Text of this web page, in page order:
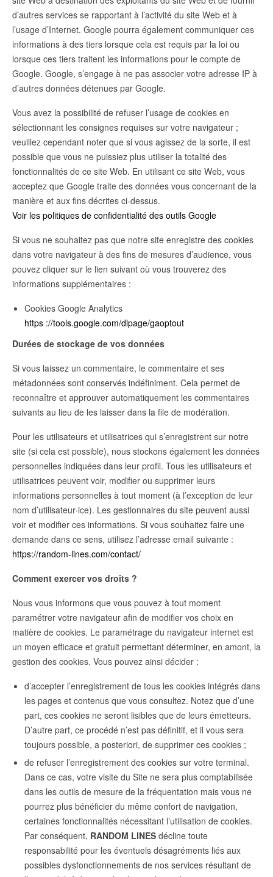
d’autres services se rapportant à l’activité du site Web et à
l’usage d’Internet. Google pourra également communiquer ces
informations à des tiers lorsque cela est requis par la loi ou
lorsque ces tiers traitent les informations pour le compte de
Google. Google, s’engage à ne pas associer votre adresse IP à
d’autres données détenues par Google.
Vous avez la possibilité de refuser l’usage de cookies en
sélectionnant les consignes requises sur votre navigateur ;
veuillez cependant noter que si vous agissez de la sorte, il est
possible que vous ne puissiez plus utiliser la totalité des
fonctionnalités de ce site Web. En utilisant ce site Web, vous
acceptez que Google traite des données vous concernant de la
manière et aux fins décrites ci-dessus.
Voir les politiques de confidentialité des outils Google
Si vous ne souhaitez pas que notre site enregistre des cookies
dans votre navigateur à des fins de mesures d’audience, vous
pouvez cliquer sur le lien suivant où vous trouverez des
informations supplémentaires :
Cookies Google Analytics
https ://tools.google.com/dlpage/gaoptout
Durées de stockage de vos données
Si vous laissez un commentaire, le commentaire et ses
métadonnées sont conservés indéfiniment. Cela permet de
reconnaître et approuver automatiquement les commentaires
suivants au lieu de les laisser dans la file de modération.
Pour les utilisateurs et utilisatrices qui s’enregistrent sur notre
site (si cela est possible), nous stockons également les données
personnelles indiquées dans leur profil. Tous les utilisateurs et
utilisatrices peuvent voir, modifier ou supprimer leurs
informations personnelles à tout moment (à l’exception de leur
nom d’utilisateur·ice). Les gestionnaires du site peuvent aussi
voir et modifier ces informations. Si vous souhaitez faire une
demande dans ce sens, utilisez l’adresse email suivante :
https://random-lines.com/contact/
Comment exercer vos droits ?
Nous vous informons que vous pouvez à tout moment
paramétrer votre navigateur afin de modifier vos choix en
matière de cookies. Le paramétrage du navigateur internet est
un moyen efficace et gratuit permettant déterminer, en amont, la
gestion des cookies. Vous pouvez ainsi décider :
d’accepter l’enregistrement de tous les cookies intégrés dans
les pages et contenus que vous consultez. Notez que d’une
part, ces cookies ne seront lisibles que de leurs émetteurs.
D’autre part, ce procédé n’est pas définitif, et il vous sera
toujours possible, a posteriori, de supprimer ces cookies ;
de refuser l’enregistrement des cookies sur votre terminal.
Dans ce cas, votre visite du Site ne sera plus comptabilisée
dans les outils de mesure de la fréquentation mais vous ne
pourrez plus bénéficier du même confort de navigation,
certaines fonctionnalités nécessitant l’utilisation de cookies.
Par conséquent, RANDOM LINES décline toute
responsabilité pour les éventuels désagréments liés aux
possibles dysfonctionnements de nos services résultant de